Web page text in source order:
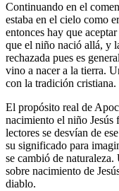
Continuando en el
estaba en el cielo como
entonces hay que
que el niño nació allá, y
rechazada pues es
vino a nacer a la tierra.
con la tradición cristiana.
El propósito real de
nacimiento el niño Jesús
lectores se desvían de
su significado para
se cambió de
sobre nacimiento de
diablo.